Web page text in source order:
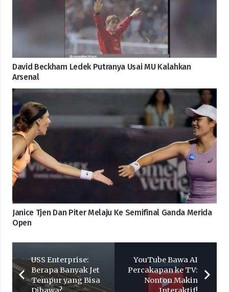
David Beckham Ledek Putranya Usai MU Kalahkan
Arsenal
Janice Tjen Dan Piter Melaju Ke Semifinal Ganda Merida
Open
USS Enterprise:
Berapa Banyak Jet
Tempur yang Bisa
YouTube Bawa AI
Percakapan ke TV:
Nonton Makin